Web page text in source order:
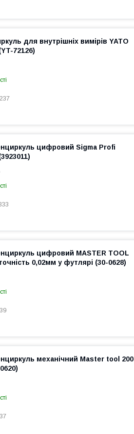
для внутрішніх вимірів YATO
72126)
цифровий Sigma Profi
цифровий MASTER TOOL
0,02мм у футлярі (30-0628)
механічний Master tool 200